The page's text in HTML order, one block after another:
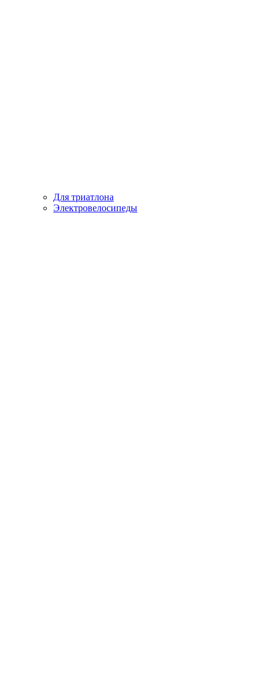
Для триатлона
Электровелосипеды